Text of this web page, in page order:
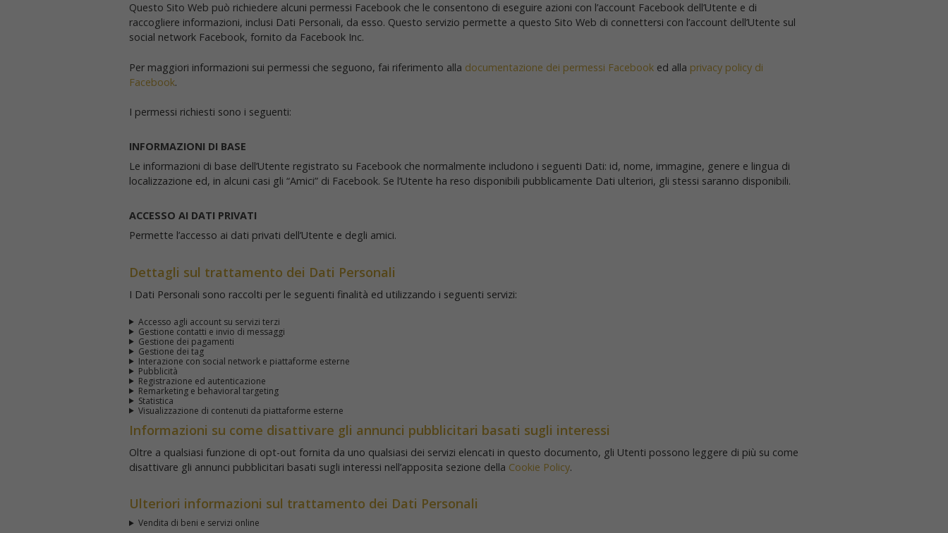
Questo Sito Web può richiedere alcuni permessi Facebook che le consentono di eseguire azioni con l’account Facebook dell’Utente e di
raccogliere informazioni, inclusi Dati Personali, da esso. Questo servizio permette a questo Sito Web di connettersi con l’account dell’Utente sul
social network Facebook, fornito da Facebook Inc.
Per maggiori informazioni sui permessi che seguono, fai riferimento alla documentazione dei permessi Facebook ed alla privacy policy di
Facebook.
I permessi richiesti sono i seguenti:
INFORMAZIONI DI BASE
Le informazioni di base dell’Utente registrato su Facebook che normalmente includono i seguenti Dati: id, nome, immagine, genere e lingua di
localizzazione ed, in alcuni casi gli “Amici” di Facebook. Se l’Utente ha reso disponibili pubblicamente Dati ulteriori, gli stessi saranno disponibili.
ACCESSO AI DATI PRIVATI
Permette l’accesso ai dati privati dell’Utente e degli amici.
Dettagli sul trattamento dei Dati Personali
I Dati Personali sono raccolti per le seguenti finalità ed utilizzando i seguenti servizi:
Accesso agli account su servizi terzi
Gestione contatti e invio di messaggi
Gestione dei pagamenti
Gestione dei tag
Interazione con social network e piattaforme esterne
Pubblicità
Registrazione ed autenticazione
Remarketing e behavioral targeting
Statistica
Visualizzazione di contenuti da piattaforme esterne
Informazioni su come disattivare gli annunci pubblicitari basati sugli interessi
Oltre a qualsiasi funzione di opt-out fornita da uno qualsiasi dei servizi elencati in questo documento, gli Utenti possono leggere di più su come
disattivare gli annunci pubblicitari basati sugli interessi nell’apposita sezione della Cookie Policy.
Ulteriori informazioni sul trattamento dei Dati Personali
Vendita di beni e servizi online